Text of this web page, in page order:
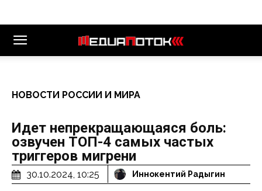
НОВОСТИ РОССИИ И МИРА
Идет непрекращающаяся боль:
озвучен ТОП-4 самых частых
триггеров мигрени
30.10.2024, 10:25 Иннокентий Радыгин